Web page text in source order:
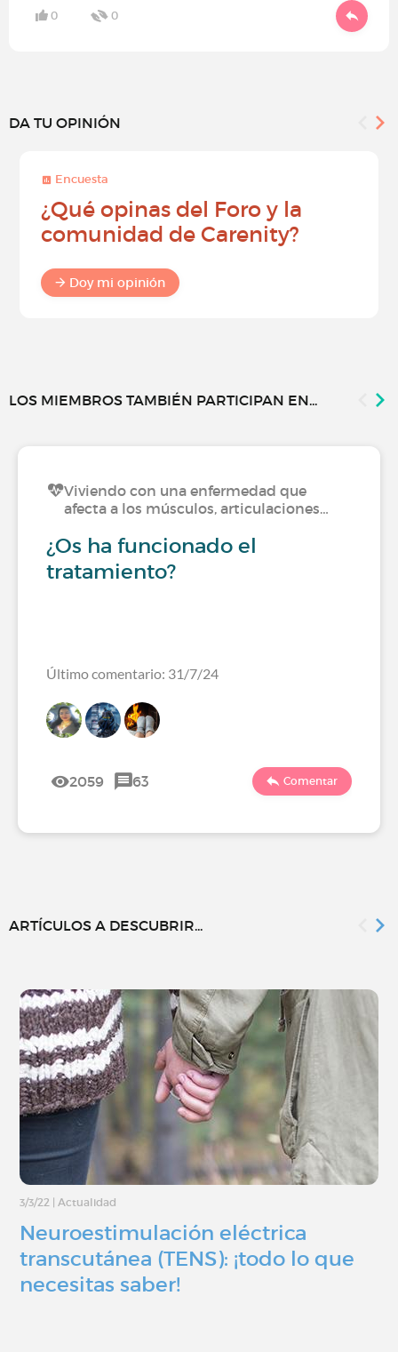
0 0
DA TU OPINIÓN
Encuesta
¿Qué opinas del Foro y la
comunidad de Carenity?
Doy mi opinión
LOS MIEMBROS TAMBIÉN PARTICIPAN EN...
Viviendo con una enfermedad que
afecta a los músculos, articulaciones…
¿Os ha funcionado el
tratamiento?
Último comentario: 31/7/24
2059 63 Comentar
ARTÍCULOS A DESCUBRIR...
3/3/22 | Actualidad
Neuroestimulación eléctrica
transcutánea (TENS): ¡todo lo que
necesitas saber!